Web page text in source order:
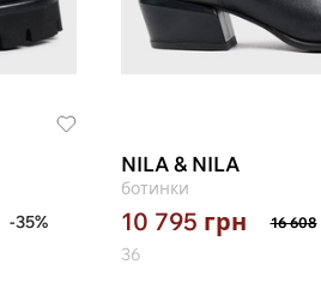
-35%
NILA & NILA
ботинки
10 795 грн 16 608
36